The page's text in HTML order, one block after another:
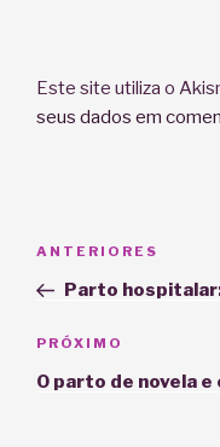
Este site utiliza o
seus dados em
Post
Post
anterior
ANTERIORES
Parto
Próximo
post
PRÓXIMO
O parto de novela